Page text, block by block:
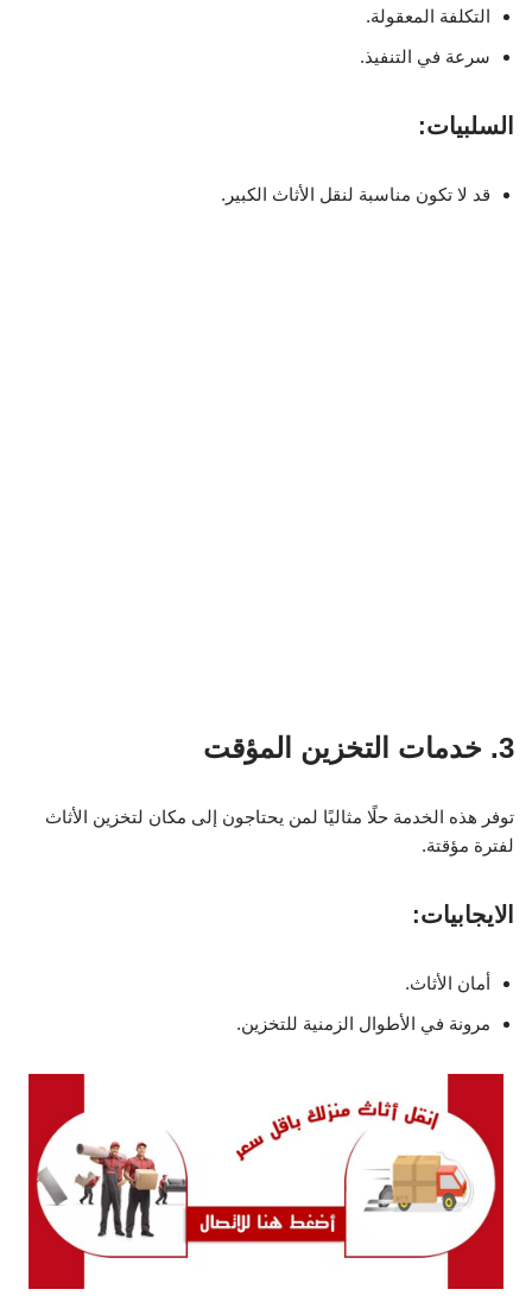
التكلفة المعقولة.
سرعة في التنفيذ.
السلبيات:
قد لا تكون مناسبة لنقل الأثاث الكبير.
3. خدمات التخزين المؤقت
توفر هذه الخدمة حلًا مثاليًا لمن يحتاجون إلى مكان لتخزين الأثاث
لفترة مؤقتة.
الايجابيات:
أمان الأثاث.
مرونة في الأطوال الزمنية للتخزين.